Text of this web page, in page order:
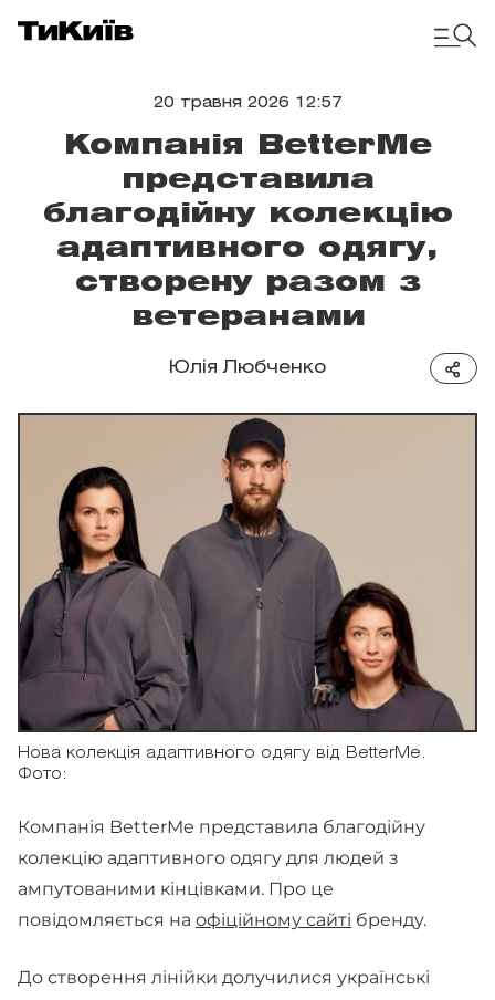
20 травня 2026 12:57
Компанія BetterMe
представила
благодійну колекцію
адаптивного одягу,
створену разом з
ветеранами
Юлія Любченко
Нова колекція адаптивного одягу від BetterMe.
Фото:
Компанія BetterMe представила благодійну
колекцію адаптивного одягу для людей з
ампутованими кінцівками. Про це
повідомляється на офіційному сайті бренду.
До створення лінійки долучилися українські